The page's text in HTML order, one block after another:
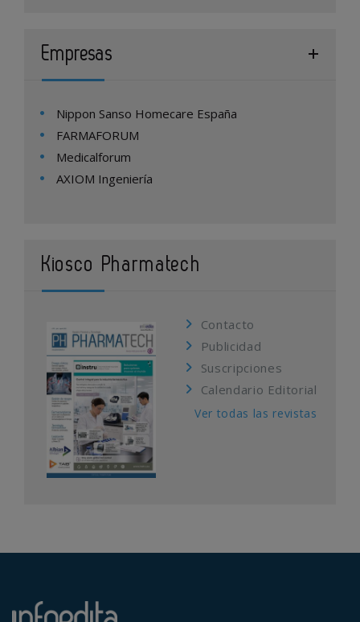
Empresas
Nippon Sanso Homecare España
FARMAFORUM
Medicalforum
AXIOM Ingeniería
Kiosco Pharmatech
Contacto
Publicidad
Suscripciones
Calendario Editorial
Ver todas las revistas